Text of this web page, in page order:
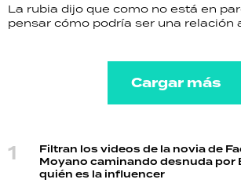
La rubia dijo que como no está en
pensar cómo podría ser una relación
Cargar más
Filtran los videos de la novia de
Moyano caminando desnuda por
quién es la influencer